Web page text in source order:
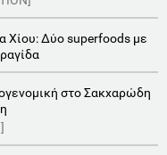
Χίου: Δύο superfoods με
στο Σακχαρώδη